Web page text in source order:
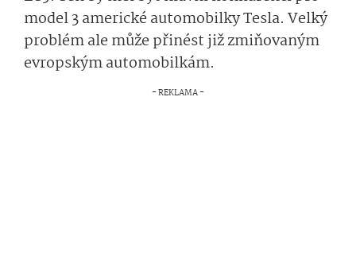
model 3 americké automobilky Tesla. Velký
problém ale může přinést již zmiňovaným
evropským automobilkám.